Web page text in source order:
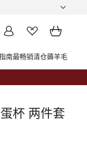
南最畅销清仓薅羊毛
杯 两件套